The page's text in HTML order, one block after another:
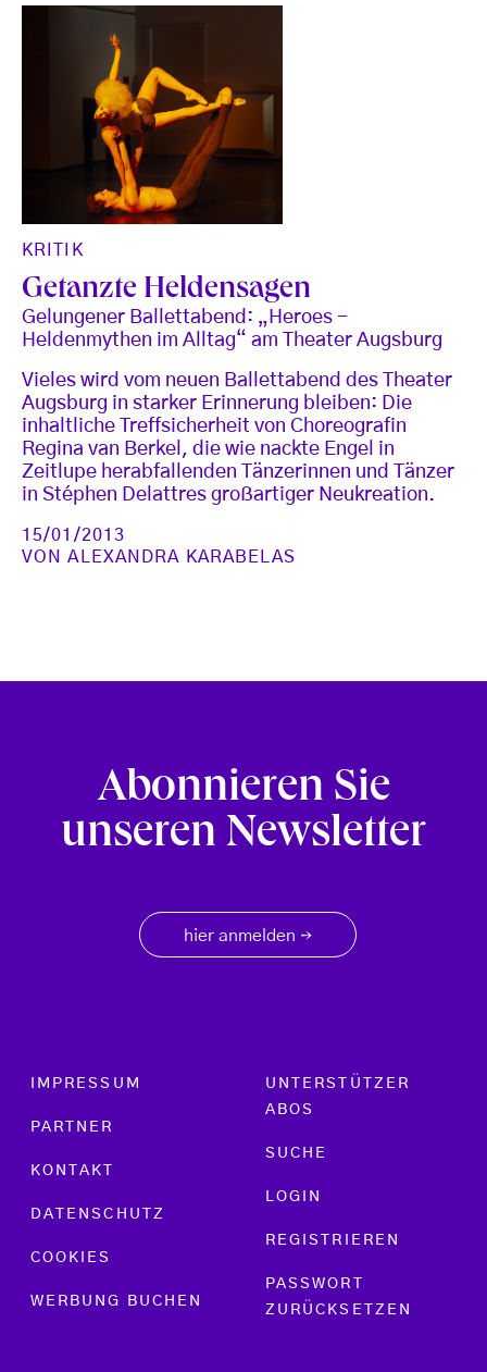
KRITIK
Getanzte Heldensagen
Gelungener Ballettabend: „Heroes -
Heldenmythen im Alltag“ am Theater Augsburg
Vieles wird vom neuen Ballettabend des Theater
Augsburg in starker Erinnerung bleiben: Die
inhaltliche Treffsicherheit von Choreografin
Regina van Berkel, die wie nackte Engel in
Zeitlupe herabfallenden Tänzerinnen und Tänzer
in Stéphen Delattres großartiger Neukreation.
15/01/2013
VONALEXANDRA KARABELAS
Abonnieren Sie
unseren Newsletter
hier anmelden →
Footer menu
IMPRESSUM
PARTNER
KONTAKT
DATENSCHUTZ
COOKIES
WERBUNG BUCHEN
UNTERSTÜTZER
ABOS
SUCHE
LOGIN
REGISTRIEREN
PASSWORT
ZURÜCKSETZEN